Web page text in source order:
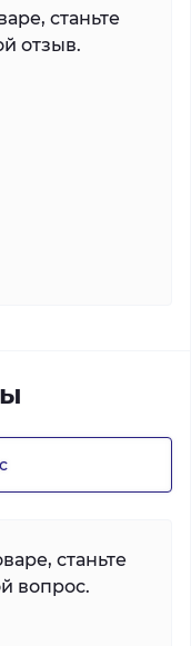
станьте
отзыв.
станьте
вопрос.